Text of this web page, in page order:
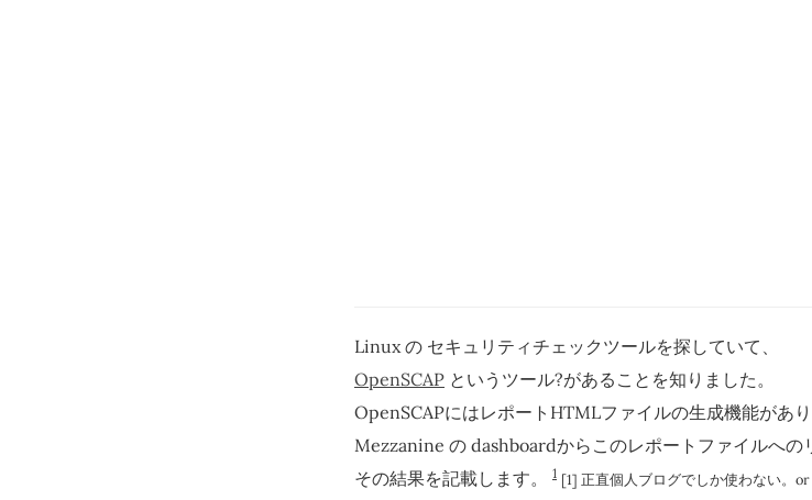
Linux の セキュリティチェックツールを探していて、
OpenSCAP というツール?があることを知りました。
OpenSCAPにはレポートHTMLファイルの生成機能があり
Mezzanine の dashboardからこのレポートファイルへの
その結果を記載します。
1 [1] 正直個人ブログでしか使わない。